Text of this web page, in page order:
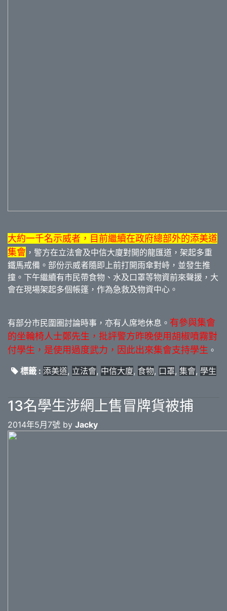
大約一千名示威者，目前繼續在政府總部外的添美道
集會 ，警方在立法會及中信大廈對開的龍匯道，架起多重
鐵馬戒備。部份示威者隨即上前打開雨傘對峙，並發生推
撞。下午繼續有市民帶食物、水及口罩等物資前來聲援，大
會在現場架起多個帳篷，作為急救及物資中心。
有部分市民圍圈討論時事，亦有人席地休息。 有參與集會
的坐輪椅人士鄭先生，批評警方昨晚使用胡椒噴霧對
付學生，是使用過度武力，因此出來集會支持學生 。
標籤 : 添美道, 立法會, 中信大廈, 食物, 口罩, 集會, 學生
13名學生涉網上售冒牌貨被捕
2014年5月7號 by Jacky